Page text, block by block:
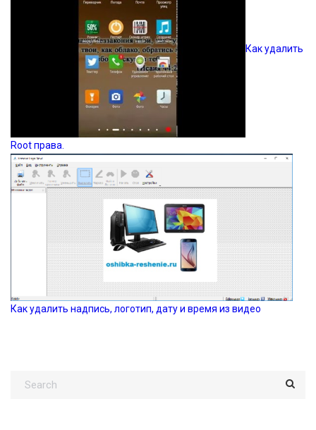
Как удалить
Root права.
Как удалить надпись, логотип, дату и время из видео